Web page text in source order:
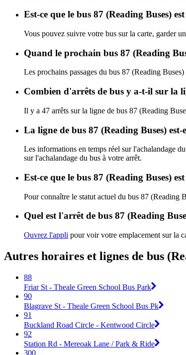
Est-ce que le bus 87 (Reading Buses)
Vous pouvez suivre votre bus sur la carte, garder
Quand le prochain bus 87 (Reading
Les prochains passages du bus 87 (Reading
Combien d'arrêts de bus y a-t-il sur la
Il y a 47 arrêts sur la ligne de bus 87 (Reading
La ligne de bus 87 (Reading Buses)
Les informations en temps réel sur l'achalandage
sur l'achalandage du bus à votre arrêt.
Est-ce que le bus 87 (Reading Buses)
Pour connaître le statut actuel du bus 87 (Reading
Quel est l'arrêt de bus 87 (Reading
Ouvrez l'appli pour voir votre emplacement sur la
Autres horaires et lignes de bus
88
Friar St - Theale Green School Bus Park
90
Blagrave St - Theale Green School Bus Pk
91
Buckland Road Circle - Kentwood Circle
92
Station Rd - Mereoak Lane / Park & Ride
300